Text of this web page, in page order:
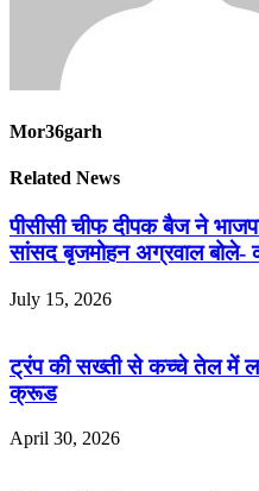
Mor36garh
Related News
पीसीसी चीफ दीपक बैज ने
सांसद बृजमोहन अग्रवाल
July 15, 2026
ट्रंप की सख्ती से कच्चे तेल में
क्रूड
April 30, 2026